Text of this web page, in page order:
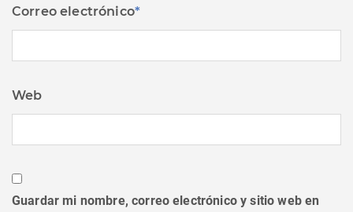
Correo electrónico*
Web
Guardar mi nombre, correo electrónico y sitio web en